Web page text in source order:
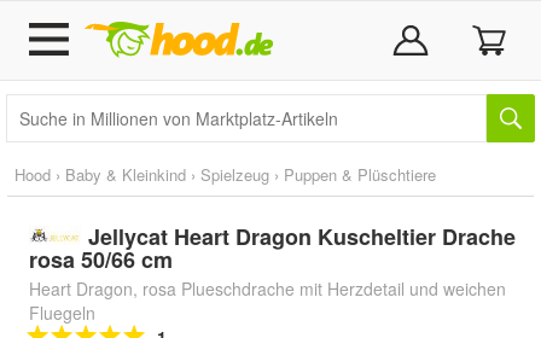
Hood › Baby & Kleinkind › Spielzeug › Puppen & Plüschtiere
Jellycat Heart Dragon Kuscheltier Drache
rosa 50/66 cm
Heart Dragon, rosa Plueschdrache mit Herzdetail und weichen
Fluegeln